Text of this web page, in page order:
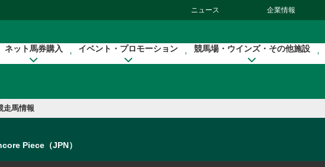
ニュース 企業情報
ネット馬券購入 イベント・プロモーション 競馬場・ウインズ・その他施設
走馬情報
Piece（JPN）